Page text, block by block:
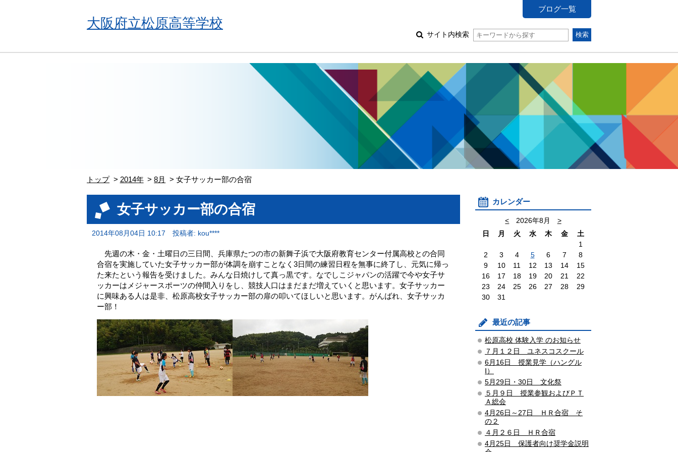
大阪府立松原高等学校
ブログ一覧
サイト内検索
トップ 2014年 8月 女子サッカー部の合宿
女子サッカー部の合宿
2014年08月04日 10:17 投稿者: kou****
先週の木・金・土曜日の三日間、兵庫県たつの市の新舞子浜で大阪府教育センター付属高校との合同
合宿を実施していた女子サッカー部が体調を崩すことなく3日間の練習日程を無事に終了し、元気に帰っ
た来たという報告を受けました。みんな日焼けして真っ黒です。なでしこジャパンの活躍で今や女子サ
ッカーはメジャースポーツの仲間入りをし、競技人口はまだまだ増えていくと思います。女子サッカー
に興味ある人は是非、松原高校女子サッカー部の扉の叩いてほしいと思います。がんばれ、女子サッカ
ー部！
カレンダー
< 2026年8月
>
日
月 火 水 木 金
土
1
2
3 4 5 6 7
8
9
10 11 12 13 14
15
16
17 18 19 20 21
22
23
24 25 26 27 28
29
30
31
最近の記事
松原高校 体験入学 のお知らせ
７月１２日 ユネスコスクール
6月16日 授業見学（ハングル
Ⅰ）
5月29日・30日 文化祭
５月９日 授業参観およびＰＴ
Ａ総会
4月26日～27日 ＨＲ合宿 そ
の２
４月２６日 ＨＲ合宿
4月25日 保護者向け奨学金説明